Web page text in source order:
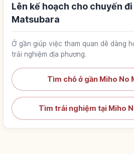
Lên kế hoạch cho chuyến
Matsubara
Ở gần giúp việc tham quan dễ dàng
trải nghiệm địa phương.
Tìm chỗ ở gần Miho No
Tìm trải nghiệm tại Miho